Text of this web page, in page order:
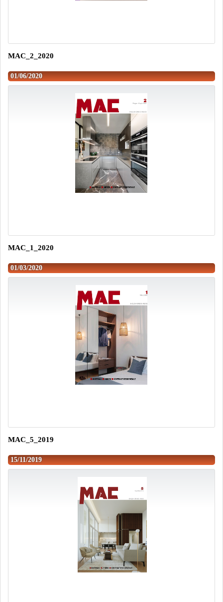
MAC_2_2020
01/06/2020
MAC_1_2020
01/03/2020
MAC_5_2019
15/11/2019